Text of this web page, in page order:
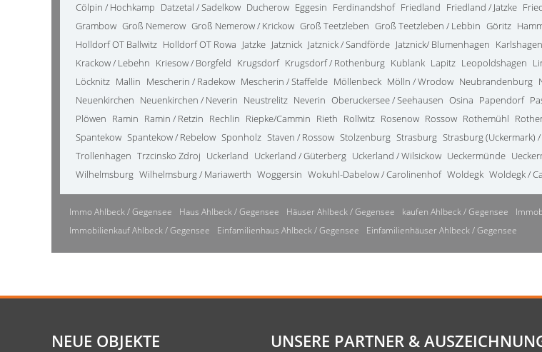
Cölpin / Hochkamp Datzetal / Sadelkow Ducherow Eggesin Ferdinandshof Friedland Friedland / Jatzke
Grambow Groß Nemerow Groß Nemerow / Krickow Groß Teetzleben Groß Teetzleben / Lebbin Göritz
Holldorf OT Ballwitz Holldorf OT Rowa Jatzke Jatznick Jatznick / Sandförde Jatznick/ Blumenhagen Karlshagen
Krackow / Lebehn Kriesow / Borgfeld Krugsdorf Krugsdorf / Rothenburg Kublank Lapitz Leopoldshagen
Löcknitz Mallin Mescherin / Radekow Mescherin / Staffelde Möllenbeck Mölln / Wrodow Neubrandenburg
Neuenkirchen Neuenkirchen / Neverin Neustrelitz Neverin Oberuckersee / Seehausen Osina Papendorf
Plöwen Ramin Ramin / Retzin Rechlin Riepke/Cammin Rieth Rollwitz Rosenow Rossow Rothemühl
Spantekow Spantekow / Rebelow Sponholz Staven / Rossow Stolzenburg Strasburg Strasburg (Uckermark)
Trollenhagen Trzcinsko Zdroj Uckerland Uckerland / Güterberg Uckerland / Wilsickow Ueckermünde
Wilhelmsburg Wilhelmsburg / Mariawerth Woggersin Wokuhl-Dabelow / Carolinenhof Woldegk Woldegk /
Immo Ahlbeck / Gegensee Haus Ahlbeck / Gegensee Häuser Ahlbeck / Gegensee kaufen Ahlbeck / Gegensee
Immobilienkauf Ahlbeck / Gegensee
Einfamilienhaus Ahlbeck / Gegensee Einfamilienhäuser Ahlbeck / Gegensee
NEUE OBJEKTE UNSERE PARTNER &